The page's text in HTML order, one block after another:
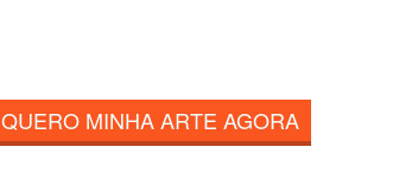
QUERO MINHA ARTE AGORA